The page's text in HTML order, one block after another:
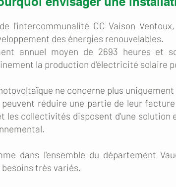
l'intercommunalité CC Vaison
des énergies renouvelables.
annuel moyen de 2693 heures et
la production d'électricité solaire
ne concerne plus
réduire une partie de leur
les collectivités disposent d'une
dans l'ensemble du département
très variés.